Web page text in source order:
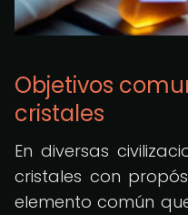
Objetivos
cristales
En diversas
cristales con
elemento común